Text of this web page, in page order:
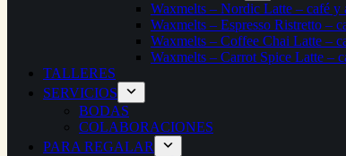
Waxmelts – Nordic Latte – café y
Waxmelts – Espresso Ristretto –
Waxmelts – Coffee Chai Latte –
Waxmelts – Carrot Spice Latte –
TALLERES
SERVICIOS
BODAS
COLABORACIONES
PARA REGALAR